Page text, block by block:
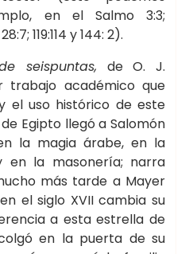
en el Salmo 3:3;
119:114 y 144: 2).
seispuntas, de O. J.
trabajo académico que
el uso histórico de este
Egipto llegó a Salomón
la magia árabe, en la
en la masonería; narra
más tarde a Mayer
el siglo XVII cambia su
a esta estrella de
en la puerta de su